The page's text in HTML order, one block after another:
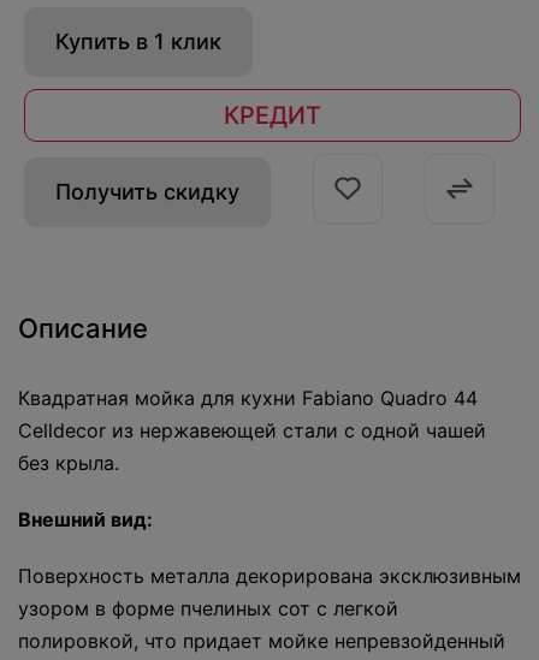
Купить в 1 клик
КРЕДИТ
Получить скидку
Описание
Квадратная мойка для кухни Fabiano Quadro 44
Celldecor из нержавеющей стали с одной чашей
без крыла.
Внешний вид:
Поверхность металла декорирована эксклюзивным
узором в форме пчелиных сот с легкой
полировкой, что придает мойке непревзойденный